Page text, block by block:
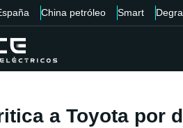
China petróleo Smart
a Toyota por